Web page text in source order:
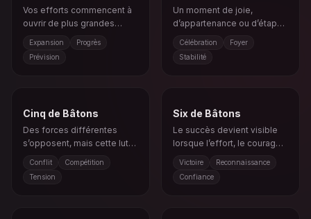
Vos efforts commencent à
ouvrir de plus grandes
possibilités et une
croissance future.
Expansion
Progrès
Prévision
Un moment de joie,
d’appartenance ou d’étape
importante apporte un
sentiment de soutien.
Célébration
Foyer
Stabilité
Cinq de Bâtons
Des forces différentes
s’opposent, mais cette lutte
peut affiner votre direction.
Conflit
Compétition
Tension
Six de Bâtons
Le succès devient visible
lorsque l’effort, le courage
Victoire
Reconnaissance
Confiance